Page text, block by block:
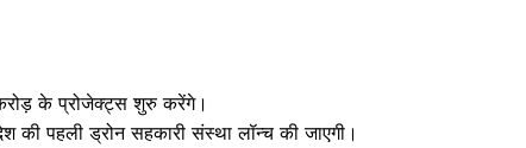
के प्रोजेक्ट्स शुरु करेंगे।
पहली ड्रोन सहकारी संस्था लॉन्च की जाएगी।